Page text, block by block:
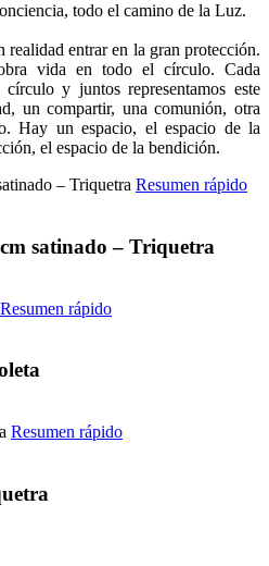
todo el camino de la Luz.
entrar en la gran protección.
vida en todo el círculo. Cada
y juntos representamos este
un compartir, una comunión, otra
Hay un espacio, el espacio de la
el espacio de la bendición.
Resumen rápido
satinado – Triquetra
Resumen rápido
Resumen rápido